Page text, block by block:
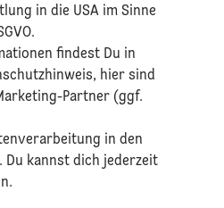
in die USA im Sinne
findest Du in
, hier sind
Partner (ggf.
in den
Du kannst dich jederzeit